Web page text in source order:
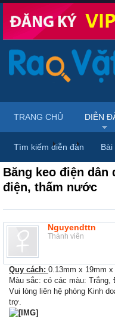
Diễn đàn ... Rao
Băng keo điện dân
điện, thấm nước
Nguyendttn
Thành viên
Quy cách: 0.13mm x 19mm
Màu sắc: có các màu:
Vui lòng liên hệ phòng Kinh
trợ.
TRANG CHỦ DIỄN
Tìm kiếm diễn đàn